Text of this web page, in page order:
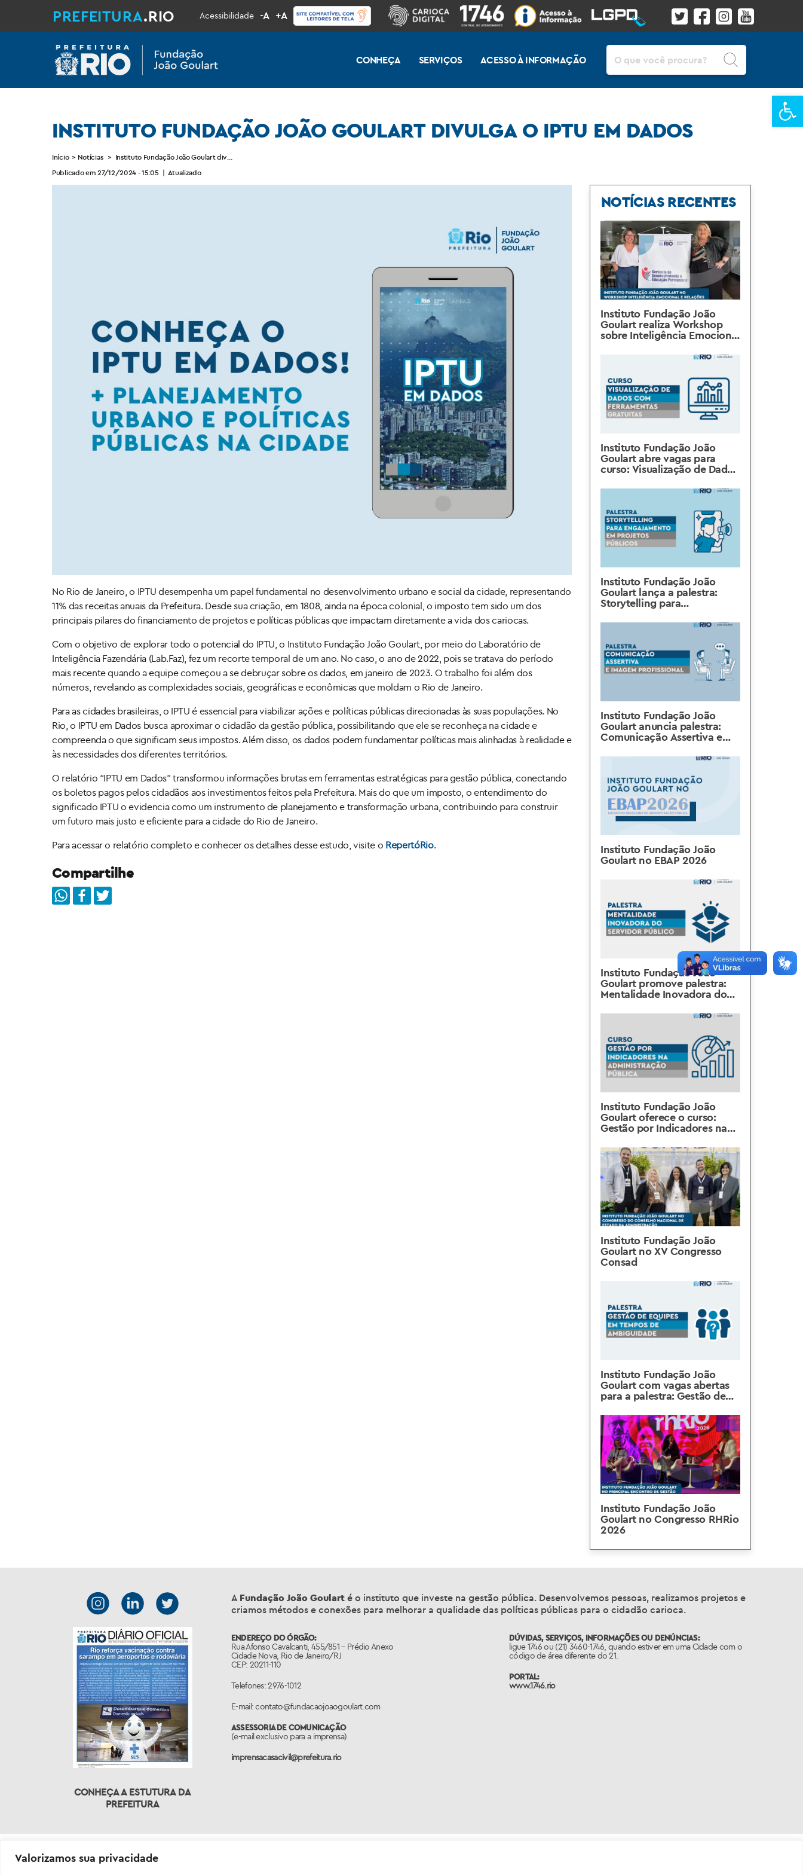
Valorizamos sua privacidade
PREFEITURA.RIO Acessibilidade -A +A
CONHEÇA SERVIÇOS ACESSO À INFORMAÇÃO
INSTITUTO FUNDAÇÃO JOÃO GOULART DIVULGA O IPTU EM DADOS
Início > Notícias > Instituto Fundação João Goulart divulga o IPTU em Dados
Publicado em 27/12/2024 - 15:05 | Atualizado
No Rio de Janeiro, o IPTU desempenha um papel fundamental no desenvolvimento urbano e social da cidade, representando
11% das receitas anuais da Prefeitura. Desde sua criação, em 1808, ainda na época colonial, o imposto tem sido um dos
principais pilares do financiamento de projetos e políticas públicas que impactam diretamente a vida dos cariocas.
Com o objetivo de explorar todo o potencial do IPTU, o Instituto Fundação João Goulart, por meio do Laboratório de
Inteligência Fazendária (Lab.Faz), fez um recorte temporal de um ano. No caso, o ano de 2022, pois se tratava do período
mais recente quando a equipe começou a se debruçar sobre os dados, em janeiro de 2023. O trabalho foi além dos
números, revelando as complexidades sociais, geográficas e econômicas que moldam o Rio de Janeiro.
Para as cidades brasileiras, o IPTU é essencial para viabilizar ações e políticas públicas direcionadas às suas populações. No
Rio, o IPTU em Dados busca aproximar o cidadão da gestão pública, possibilitando que ele se reconheça na cidade e
compreenda o que significam seus impostos. Além disso, os dados podem fundamentar políticas mais alinhadas à realidade e
às necessidades dos diferentes territórios.
O relatório “IPTU em Dados” transformou informações brutas em ferramentas estratégicas para gestão pública, conectando
os boletos pagos pelos cidadãos aos investimentos feitos pela Prefeitura. Mais do que um imposto, o entendimento do
significado IPTU o evidencia como um instrumento de planejamento e transformação urbana, contribuindo para construir
um futuro mais justo e eficiente para a cidade do Rio de Janeiro.
Para acessar o relatório completo e conhecer os detalhes desse estudo, visite o RepertóRio.
Compartilhe
NOTÍCIAS RECENTES
Instituto Fundação João
Goulart realiza Workshop
sobre Inteligência Emocional
Instituto Fundação João
Goulart abre vagas para
curso: Visualização de Dados
Instituto Fundação João
Goulart lança a palestra:
Storytelling para
Públicos
Instituto Fundação João
Goulart anuncia palestra:
Comunicação Assertiva e
Instituto Fundação João
Goulart no EBAP 2026
Instituto Fundação João
Goulart promove palestra:
Mentalidade Inovadora do
Instituto Fundação João
Goulart oferece o curso:
Gestão por Indicadores na
Instituto Fundação João
Goulart no XV Congresso
Consad
Instituto Fundação João
Goulart com vagas abertas
para a palestra: Gestão de
Ambiguidade
Instituto Fundação João
Goulart no Congresso RHRio
2026
CONHEÇA A ESTUTURA DA
PREFEITURA
A Fundação João Goulart é o instituto que investe na gestão pública. Desenvolvemos pessoas, realizamos projetos e
criamos métodos e conexões para melhorar a qualidade das políticas públicas para o cidadão carioca.
ENDEREÇO DO ÓRGÃO:
Rua Afonso Cavalcanti, 455/851 – Prédio Anexo
Cidade Nova, Rio de Janeiro/RJ
CEP: 20211-110
Telefones: 2976-1012
E-mail: contato@fundacaojoaogoulart.com
ASSESSORIA DE COMUNICAÇÃO
(e-mail exclusivo para a imprensa)
imprensacasacivil@prefeitura.rio
DÚVIDAS, SERVIÇOS, INFORMAÇÕES OU DENÚNCIAS:
ligue 1746 ou (21) 3460-1746, quando estiver em uma Cidade com o
código de área diferente do 21.
PORTAL:
www.1746.rio